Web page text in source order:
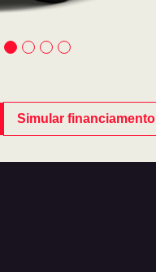
Simular financiamento